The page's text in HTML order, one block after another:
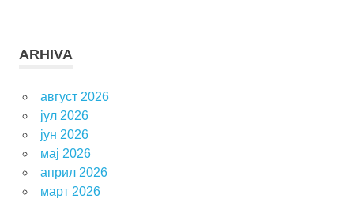
ARHIVA
август 2026
јул 2026
јун 2026
мај 2026
април 2026
март 2026